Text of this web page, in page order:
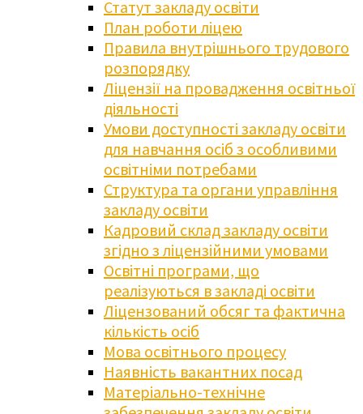
Статут закладу освіти
План роботи ліцею
Правила внутрішнього трудового
розпорядку
Ліцензії на провадження освітньої
діяльності
Умови доступності закладу освіти
для навчання осіб з особливими
освітніми потребами
Структура та органи управління
закладу освіти
Кадровий склад закладу освіти
згідно з ліцензійними умовами
Освітні програми, що
реалізуються в закладі освіти
Ліцензований обсяг та фактична
кількість осіб
Мова освітнього процесу
Наявність вакантних посад
Матеріально-технічне